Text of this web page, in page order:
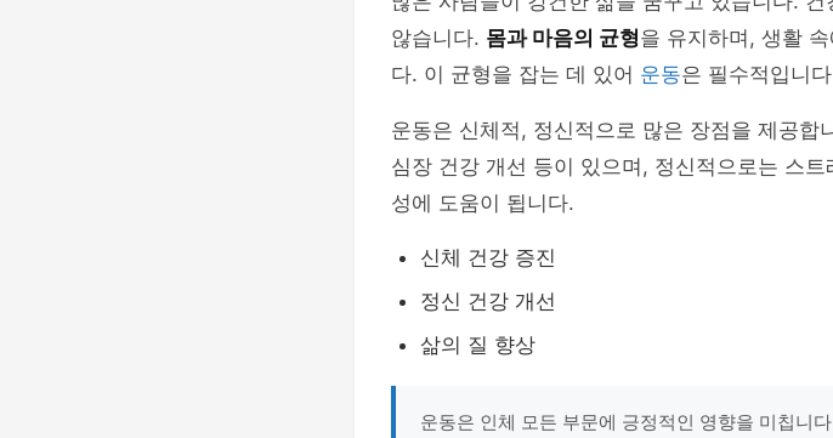
않습니다. 몸과 마음의 균형을 유지하며, 생활
다. 이 균형을 잡는 데 있어 운동은 필수적입니
운동은 신체적, 정신적으로 많은 장점을 제공
심장 건강 개선 등이 있으며, 정신적으로는 스
성에 도움이 됩니다.
신체 건강 증진
정신 건강 개선
삶의 질 향상
운동은 인체 모든 부문에 긍정적인 영향을 미칩니